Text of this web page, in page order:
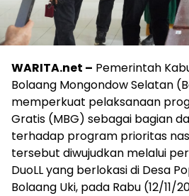
WARITA.net – Pemerintah
Bolaang Mongondow Selatan
memperkuat pelaksanaan
Gratis (MBG) sebagai bagian
terhadap program prioritas
tersebut diwujudkan melalui
DuoLL yang berlokasi di Desa
Bolaang Uki, pada Rabu (12/11/